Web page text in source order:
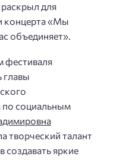
для
концерта «Мы
объединяет».
фестиваля
главы
по социальным
творческий талант
создавать яркие